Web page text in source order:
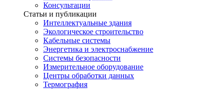
Консультации
Статьи и публикации
Интеллектуальные здания
Экологическое строительство
Кабельные системы
Энергетика и электроснабжение
Системы безопасности
Измерительное оборудование
Центры обработки данных
Термография